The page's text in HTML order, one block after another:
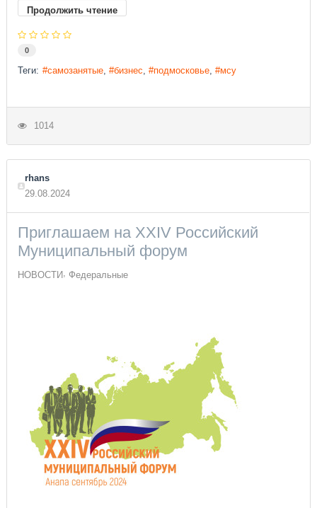
Продолжить чтение
0
Теги: самозанятые бизнес подмосковье мсу
1014
rhans
29.08.2024
Приглашаем на XXIV Российский
Муниципальный форум
НОВОСТИ Федеральные